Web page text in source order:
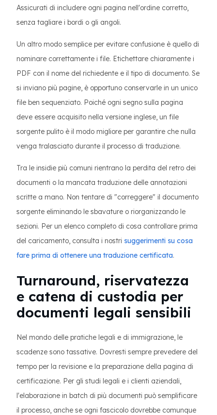
Assicurati di includere ogni pagina nell'ordine corretto,
senza tagliare i bordi o gli angoli.
Un altro modo semplice per evitare confusione è quello di
nominare correttamente i file. Etichettare chiaramente i
PDF con il nome del richiedente e il tipo di documento. Se
si inviano più pagine, è opportuno conservarle in un unico
file ben sequenziato. Poiché ogni segno sulla pagina
deve essere acquisito nella versione inglese, un file
sorgente pulito è il modo migliore per garantire che nulla
venga tralasciato durante il processo di traduzione.
Tra le insidie ​​più comuni rientrano la perdita del retro dei
documenti o la mancata traduzione delle annotazioni
scritte a mano. Non tentare di "correggere" il documento
sorgente eliminando le sbavature o riorganizzando le
sezioni. Per un elenco completo di cosa controllare prima
del caricamento, consulta i nostri suggerimenti su cosa
fare prima di ottenere una traduzione certificata.
Turnaround, riservatezza
e catena di custodia per
documenti legali sensibili
Nel mondo delle pratiche legali e di immigrazione, le
scadenze sono tassative. Dovresti sempre prevedere del
tempo per la revisione e la preparazione della pagina di
certificazione. Per gli studi legali e i clienti aziendali,
l'elaborazione in batch di più documenti può semplificare
il processo, anche se ogni fascicolo dovrebbe comunque